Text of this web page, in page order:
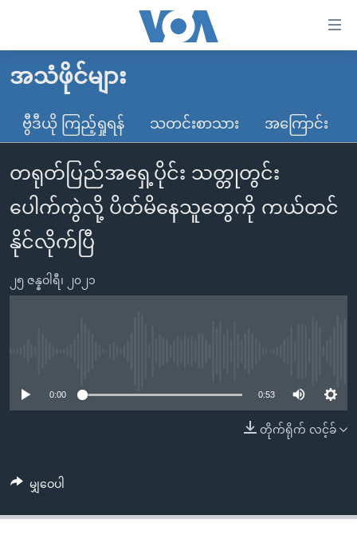
လွယ်ကူ
သည့်
များ
ပင်မ
အကြောင်းအရာ
ကျော်
ကြည့်
ရှာဖွေ
မူလစာမျက်နှာ
မြန်မာ
ကမ္ဘာ့သတင်းများ
နိုင်ငံတကာ
အမေရိကန်
တရုတ်
အစ္စရေး-ပါလက်စတိုင်း
ဗွီဒီယို
သတင်းလွတ်လပ်ခွင့်
ရပ်ဝန်းတခု လမ်းတခု အလွန်
အင်္ဂလိပ်စာလေ့လာမယ်
အမေရိကန်သုံးအီဒီယံ
အပတ်စဉ်ကဏ္ဍများ
အသံဖိုင်များ
ဗွီဒီယို ကြည့်ရှုရန် သတင်းစာသား အကြောင်း
တရုတ်ပြည်အရှေ့ပိုင်း သတ္တုတွင်း
ပေါက်ကွဲလို့ ပိတ်မိနေသူတွေကို ကယ်တင်
နိုင်လိုက်ပြီ
၂၅ ဇန္နဝါရီ၊ ၂၀၂၁
0:00 0:53
တိုက်ရိုက် လင့်ခ်
မျှဝေပါ